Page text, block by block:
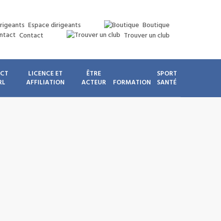
Espace dirigeants
Boutique
Contact
Trouver un club
LICENCE ET
AFFILIATION
ÊTRE
ACTEUR
FORMATION
SPORT
SANTÉ